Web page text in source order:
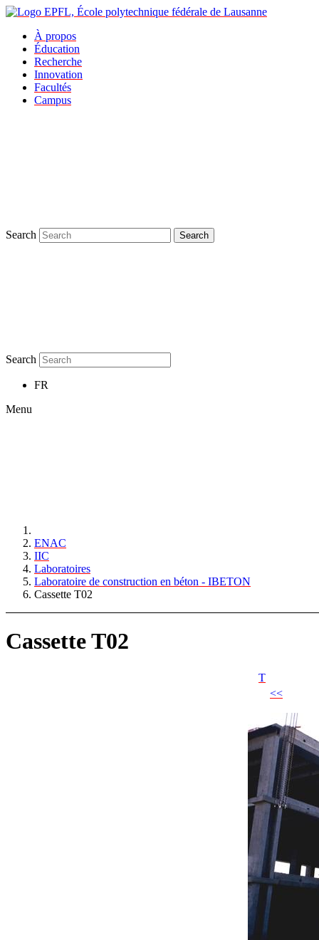
À propos
Éducation
Recherche
Innovation
Facultés
Campus
Search Search
Search
FR
Menu
ENAC
IIC
Laboratoires
Laboratoire de construction en béton - IBETON
Cassette T02
Cassette T02
T
<<